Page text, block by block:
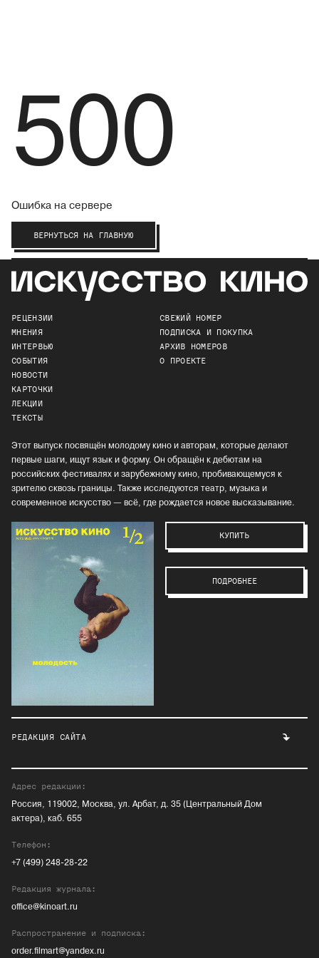
500
Ошибка на сервере
ВЕРНУТЬСЯ НА ГЛАВНУЮ
РЕЦЕНЗИИ
МНЕНИЯ
ИНТЕРВЬЮ
СОБЫТИЯ
НОВОСТИ
КАРТОЧКИ
ЛЕКЦИИ
ТЕКСТЫ
СВЕЖИЙ НОМЕР
ПОДПИСКА И ПОКУПКА
АРХИВ НОМЕРОВ
О ПРОЕКТЕ
Этот выпуск посвящён молодому кино и авторам, которые делают
первые шаги, ищут язык и форму. Он обращён к дебютам на
российских фестивалях и зарубежному кино, пробивающемуся к
зрителю сквозь границы. Также исследуются театр, музыка и
современное искусство — всё, где рождается новое высказывание.
КУПИТЬ
ПОДРОБНЕЕ
РЕДАКЦИЯ САЙТА
Адрес редакции:
Россия, 119002, Москва, ул. Арбат, д. 35 (Центральный Дом
актера), каб. 655
Телефон:
+7 (499) 248-28-22
Редакция журнала:
office@kinoart.ru
Распространение и подписка:
order.filmart@yandex.ru